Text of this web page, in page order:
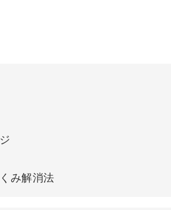
はないでしょうか？
み解消法